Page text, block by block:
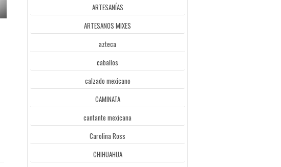
ARTESANÍAS
ARTESANOS MIXES
azteca
caballos
calzado mexicano
CAMINATA
cantante mexicana
Carolina Ross
CHIHUAHUA